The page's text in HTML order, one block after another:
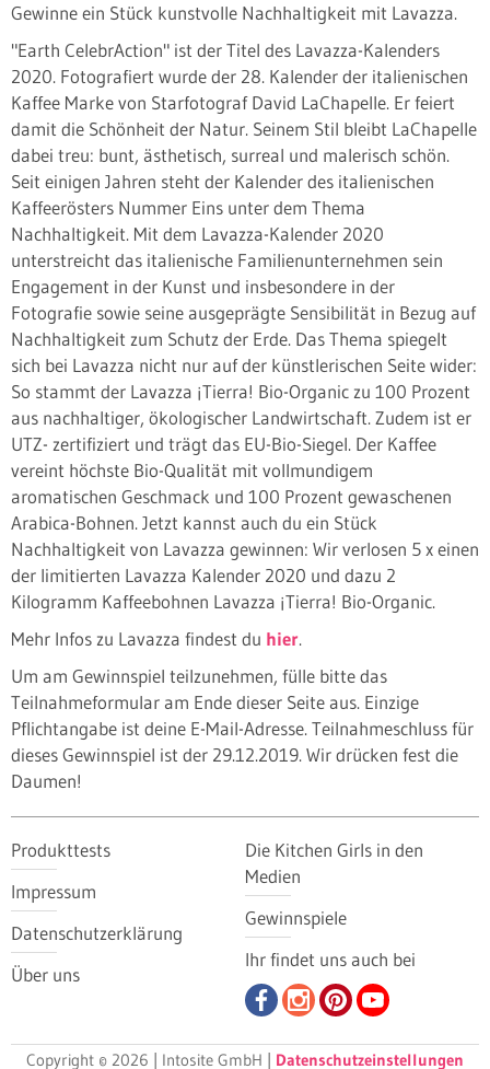
Gewinne ein Stück kunstvolle Nachhaltigkeit mit Lavazza.
"Earth CelebrAction" ist der Titel des Lavazza-Kalenders
2020. Fotografiert wurde der 28. Kalender der italienischen
Kaffee Marke von Starfotograf David LaChapelle. Er feiert
damit die Schönheit der Natur. Seinem Stil bleibt LaChapelle
dabei treu: bunt, ästhetisch, surreal und malerisch schön.
Seit einigen Jahren steht der Kalender des italienischen
Kaffeerösters Nummer Eins unter dem Thema
Nachhaltigkeit. Mit dem Lavazza-Kalender 2020
unterstreicht das italienische Familienunternehmen sein
Engagement in der Kunst und insbesondere in der
Fotografie sowie seine ausgeprägte Sensibilität in Bezug auf
Nachhaltigkeit zum Schutz der Erde. Das Thema spiegelt
sich bei Lavazza nicht nur auf der künstlerischen Seite wider:
So stammt der Lavazza ¡Tierra! Bio-Organic zu 100 Prozent
aus nachhaltiger, ökologischer Landwirtschaft. Zudem ist er
UTZ- zertifiziert und trägt das EU-Bio-Siegel. Der Kaffee
vereint höchste Bio-Qualität mit vollmundigem
aromatischen Geschmack und 100 Prozent gewaschenen
Arabica-Bohnen. Jetzt kannst auch du ein Stück
Nachhaltigkeit von Lavazza gewinnen: Wir verlosen 5 x einen
der limitierten Lavazza Kalender 2020 und dazu 2
Kilogramm Kaffeebohnen Lavazza ¡Tierra! Bio-Organic.
Mehr Infos zu Lavazza findest du hier.
Um am Gewinnspiel teilzunehmen, fülle bitte das
Teilnahmeformular am Ende dieser Seite aus. Einzige
Pflichtangabe ist deine E-Mail-Adresse. Teilnahmeschluss für
dieses Gewinnspiel ist der 29.12.2019. Wir drücken fest die
Daumen!
Produkttests
Impressum
Datenschutzerklärung
Über uns
Die Kitchen Girls in den
Medien
Gewinnspiele
Ihr findet uns auch bei
Copyright © 2026 | Intosite GmbH | Datenschutzeinstellungen